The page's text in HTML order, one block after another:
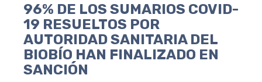
96% DE LOS SUMARIOS COVID-
19 RESUELTOS POR
AUTORIDAD SANITARIA DEL
BIOBÍO HAN FINALIZADO EN
SANCIÓN